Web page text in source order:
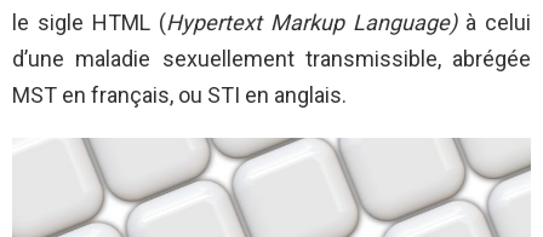
le sigle HTML (Hypertext Markup Language)à celui
d’une maladie sexuellement transmissible, abrégée
MST en français, ou STI en anglais.